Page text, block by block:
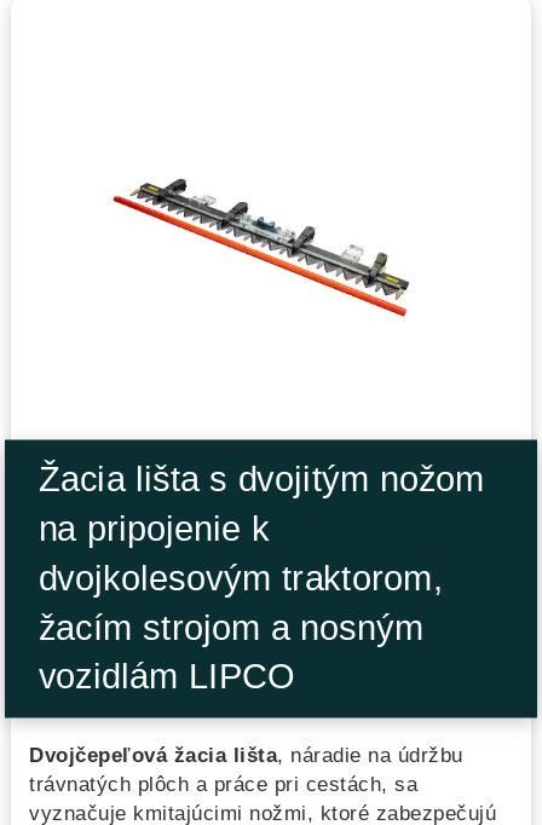
Žacia lišta s dvojitým nožom
na pripojenie k
dvojkolesovým traktorom,
žacím strojom a nosným
vozidlám LIPCO
Dvojčepeľová žacia lišta, náradie na údržbu
trávnatých plôch a práce pri cestách, sa
vyznačuje kmitajúcimi nožmi, ktoré zabezpečujú